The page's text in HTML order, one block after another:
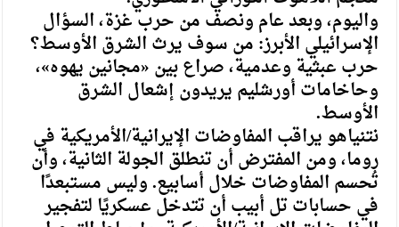
واليوم، وبعد عام ونصف من حرب غزة، السؤال
الإسرائيلي الأبرز: من سوف يرث الشرق الأوسط؟
حرب عبثية وعدمية، صراع بين «مجانين يهوه»،
وحاخامات أورشليم يريدون إشعال الشرق
الأوسط.
نتنياهو يراقب المفاوضات الإيرانية/الأمريكية في
روما، ومن المفترض أن تنطلق الجولة الثانية، وأن
تُحسم المفاوضات خلال أسابيع. وليس مستبعدًا
في حسابات تل أبيب أن تتدخل عسكريًا لتفجير